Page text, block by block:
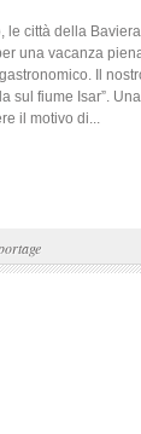
le città della
una vacanza
Il
sul fiume Isar”.
il motivo di...